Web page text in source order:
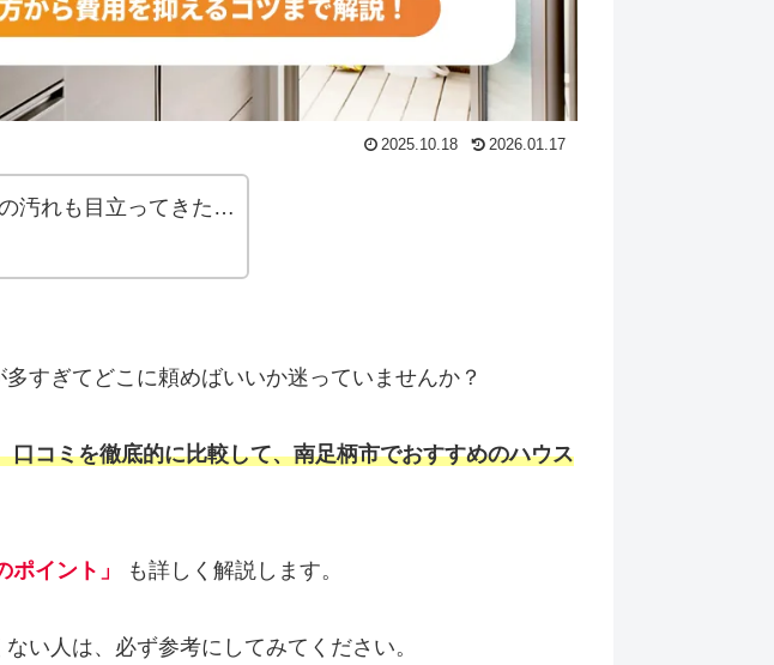
2025.10.18 2026.01.17
汚れも目立ってきた…
すぎてどこに頼めばいいか迷っていませんか？
口コミを徹底的に比較して、南足柄市でおすすめのハウス
ポイント」 も詳しく解説します。
い人は、必ず参考にしてみてください。